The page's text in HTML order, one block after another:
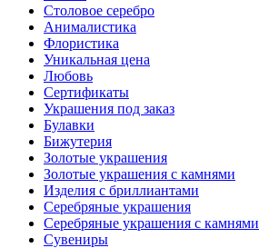
Столовое серебро
Анималистика
Флористика
Уникальная цена
Любовь
Сертификаты
Украшения под заказ
Булавки
Бижутерия
Золотые украшения
Золотые украшения с камнями
Изделия с бриллиантами
Серебряные украшения
Серебряные украшения с камнями
Сувениры